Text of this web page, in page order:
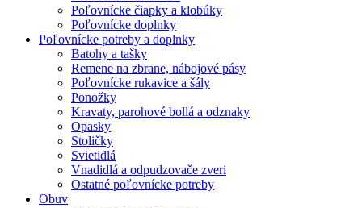
Poľovnícke čiapky a klobúky
Poľovnícke doplnky
Poľovnícke potreby a doplnky
Batohy a tašky
Remene na zbrane, nábojové pásy
Poľovnícke rukavice a šály
Ponožky
Kravaty, parohové bollá a odznaky
Opasky
Stoličky
Svietidlá
Vnadidlá a odpudzovače zveri
Ostatné poľovnícke potreby
Obuv